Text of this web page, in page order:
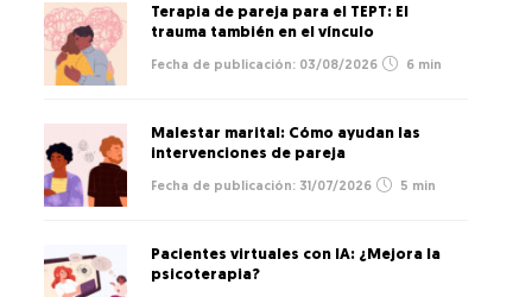
Terapia de pareja para el TEPT: El
trauma también en el vínculo
03/08/2026 6 min
Malestar marital: Cómo ayudan las
intervenciones de pareja
31/07/2026 5 min
Pacientes virtuales con IA: ¿Mejora la
psicoterapia?